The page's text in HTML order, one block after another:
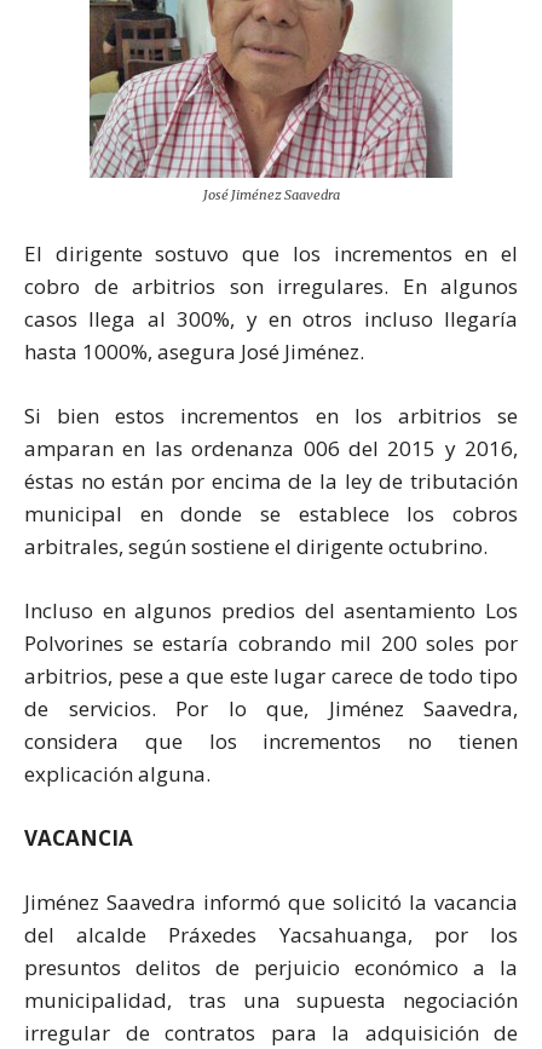
José Jiménez Saavedra
El dirigente sostuvo que los incrementos en el
cobro de arbitrios son irregulares. En algunos
casos llega al 300%, y en otros incluso llegaría
hasta 1000%, asegura José Jiménez.
Si bien estos incrementos en los arbitrios se
amparan en las ordenanza 006 del 2015 y 2016,
éstas no están por encima de la ley de tributación
municipal en donde se establece los cobros
arbitrales, según sostiene el dirigente octubrino.
Incluso en algunos predios del asentamiento Los
Polvorines se estaría cobrando mil 200 soles por
arbitrios, pese a que este lugar carece de todo tipo
de servicios. Por lo que, Jiménez Saavedra,
considera que los incrementos no tienen
explicación alguna.
VACANCIA
Jiménez Saavedra informó que solicitó la vacancia
del alcalde Práxedes Yacsahuanga, por los
presuntos delitos de perjuicio económico a la
municipalidad, tras una supuesta negociación
irregular de contratos para la adquisición de